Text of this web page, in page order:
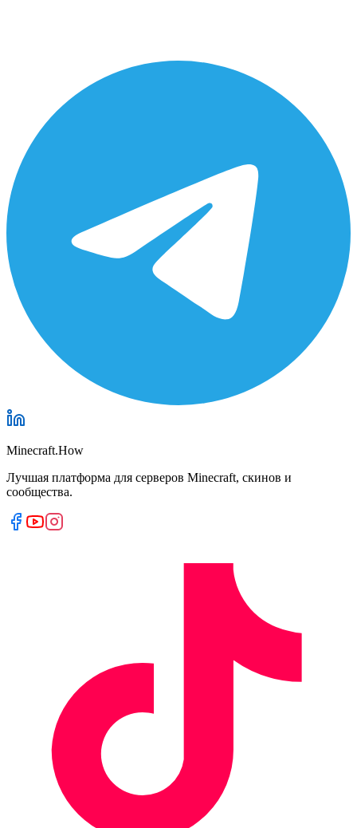
Minecraft.How
Лучшая платформа для серверов Minecraft, скинов и
сообщества.